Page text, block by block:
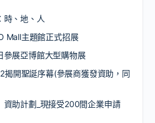
時、地、人
Mall主題館正式招展
展亞博館大型購物展
揭開聖誕序幕(參展商獲發資助，同
資助計劃_現接受200間企業申請